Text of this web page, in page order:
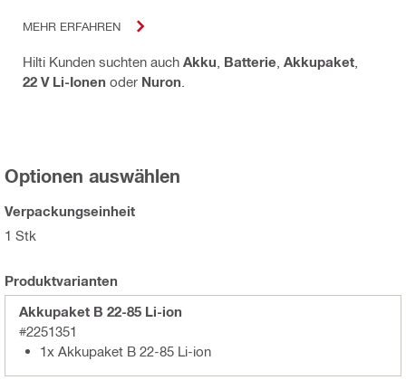
MEHR ERFAHREN
Hilti Kunden suchten auch Akku Batterie Akkupaket
22 V Li-Ionen oder Nuron
Optionen auswählen
Verpackungseinheit
1 Stk
Produktvarianten
Akkupaket B 22-85 Li-ion
#2251351
1x Akkupaket B 22-85 Li-ion